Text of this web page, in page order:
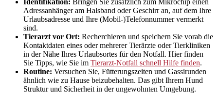
Identifikation: Bringen Sie zusätzlich zum Mikrochip einen
Adressanhänger am Halsband oder Geschirr an, auf dem Ihre
Urlaubsadresse und Ihre (Mobil-)Telefonnummer vermerkt
sind.
Tierarzt vor Ort: Recherchieren und speichern Sie vorab die
Kontaktdaten eines oder mehrerer Tierärzte oder Tierkliniken
in der Nähe Ihres Urlaubsortes für den Notfall. Hier finden
Sie Tipps, wie Sie im Tierarzt-Notfall schnell Hilfe finden.
Routine: Versuchen Sie, Fütterungszeiten und Gassirunden
ähnlich wie zu Hause beizubehalten. Das gibt Ihrem Hund
Struktur und Sicherheit in der ungewohnten Umgebung.